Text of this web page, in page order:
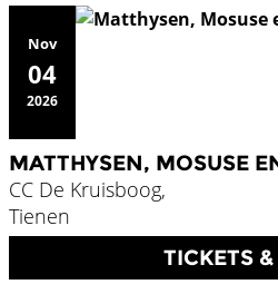
Nov
04
2026
MATTHYSEN, MOSUSE
CC De Kruisboog,
Tienen
TICKETS